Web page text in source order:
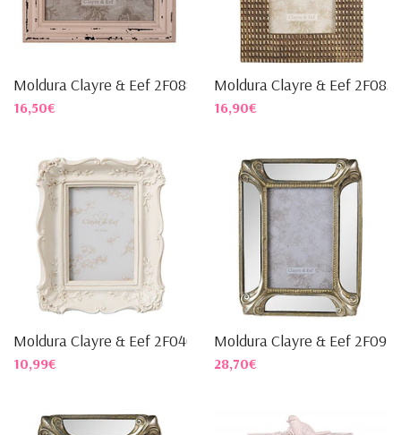
Moldura Clayre & Eef 2F0887
16,50€
Moldura Clayre & Eef 2F0834
16,90€
Moldura Clayre & Eef 2F0466
10,99€
Moldura Clayre & Eef 2F0915
28,70€